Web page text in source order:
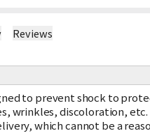
Reviews
to prevent shock to
wrinkles, discoloration, etc.
which cannot be a